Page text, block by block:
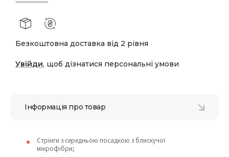
Безкоштовна доставка від 2 рівня
Увійди, щоб дізнатися персональні умови
Інформація про товар
Стрінги з середньою посадкою з блискучої
мікрофібри;